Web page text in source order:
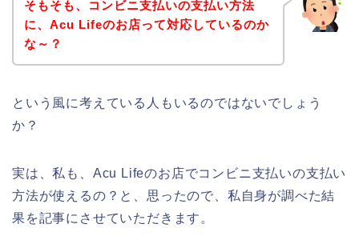
そもそも、コンビニ支払いの支払い方法
に、Acu Lifeのお店って対応しているのか
な～？
という風に考えている人もいるのではないでしょう
か？
実は、私も、Acu Lifeのお店でコンビニ支払いの支払い
方法が使えるの？と、思ったので、私自身が調べた結
果を記事にさせていただきます。